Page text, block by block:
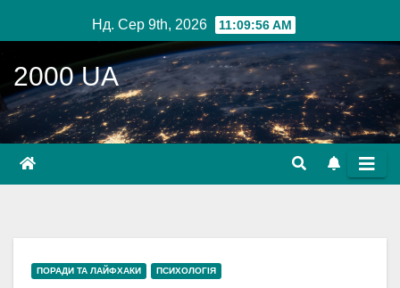
до
вмісту
Нд. Сер 9th, 2026 11:09:57 AM
2000 UA
ПОРАДИ ТА ЛАЙФХАКИ ПСИХОЛОГІЯ